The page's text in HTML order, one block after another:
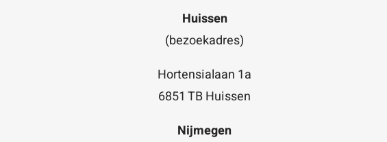
Huissen
(bezoekadres)
Hortensialaan 1a
6851 TB Huissen
Nijmegen